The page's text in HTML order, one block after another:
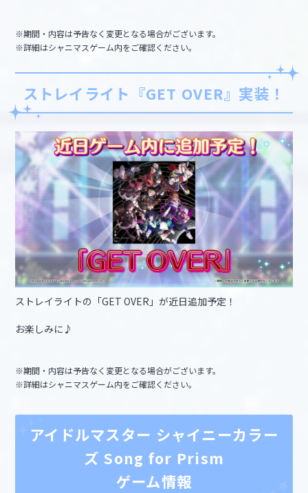
※期間・内容は予告なく変更となる場合がございます。
※詳細はシャニマスゲーム内をご確認ください。
ストレイライト『GET OVER』実装！
ストレイライトの「GET OVER」が近日追加予定！
お楽しみに♪
※期間・内容は予告なく変更となる場合がございます。
※詳細はシャニマスゲーム内をご確認ください。
アイドルマスター シャイニーカラー
ズ Song for Prism
ゲーム情報